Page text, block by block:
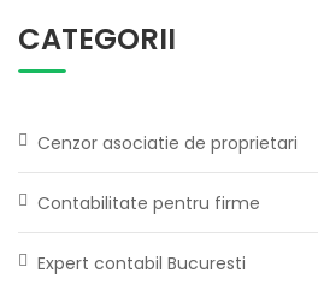
CATEGORII
Cenzor asociatie de proprietari
Contabilitate pentru firme
Expert contabil Bucuresti